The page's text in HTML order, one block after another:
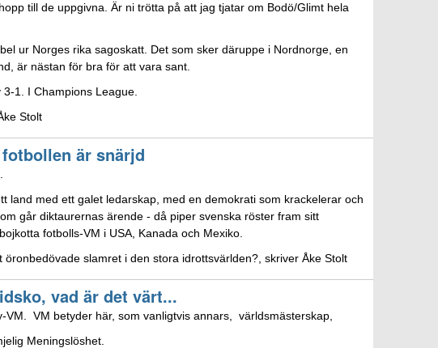
till de uppgivna. Är ni trötta på att jag tjatar om Bodö/Glimt hela
ur Norges rika sagoskatt. Det som sker däruppe i Nordnorge, en
är nästan för bra för att vara sant.
1. I Champions League.
Stolt
är snärjd
land med ett galet ledarskap, med en demokrati som krackelerar och
går diktaurernas ärende - då piper svenska röster fram sitt
fotbolls-VM i USA, Kanada och Mexiko.
slamret i den stora idrottsvärlden?, skriver Åke Stolt
vad är det värt...
VM. VM betyder här, som vanligtvis annars, världsmästerskap,
Meningslöshet.